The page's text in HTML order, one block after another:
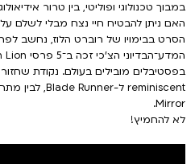
במבוך טכנולוגי ופוליטי, בין טרור
האם ניתן להבטיח חיי נצח מבלי לשלם
הסרט בבימויו של רוברט הלוז, נחשב
בפסטיבלים מובילים בעולם. נקודת
Mirror.
לא להחמיץ!